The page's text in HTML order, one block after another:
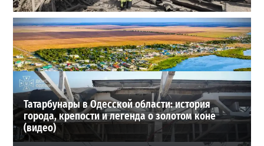
В Одессе выросло число пострадавших после атаки
реактивных дронов (фото)
2
24-07-2026 в 14:29
ВИБОР РЕДАКЦИИ
Татарбунары в Одесской области: история
города, крепости и легенда о золотом коне
(видео)